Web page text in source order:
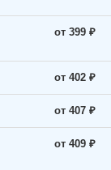
от 399 ₽
от 402 ₽
от 407 ₽
от 409 ₽